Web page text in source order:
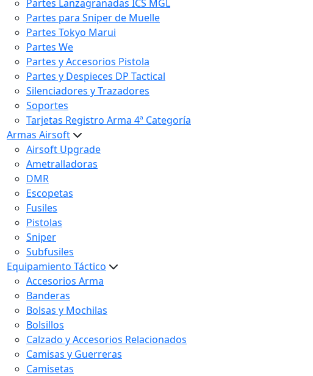
Partes Lanzagranadas ICS MGL
Partes para Sniper de Muelle
Partes Tokyo Marui
Partes We
Partes y Accesorios Pistola
Partes y Despieces DP Tactical
Silenciadores y Trazadores
Soportes
Tarjetas Registro Arma 4ª Categoría
Armas Airsoft
Airsoft Upgrade
Ametralladoras
DMR
Escopetas
Fusiles
Pistolas
Sniper
Subfusiles
Equipamiento Táctico
Accesorios Arma
Banderas
Bolsas y Mochilas
Bolsillos
Calzado y Accesorios Relacionados
Camisas y Guerreras
Camisetas